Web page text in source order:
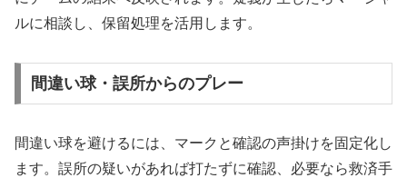
ルに相談し、保留処理を活用します。
間違い球・誤所からのプレー
間違い球を避けるには、マークと確認の声掛けを固定化し
ます。誤所の疑いがあれば打たずに確認、必要なら救済手